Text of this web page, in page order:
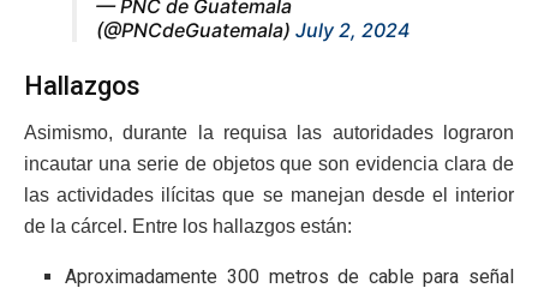
— PNC de Guatemala
(@PNCdeGuatemala) July 2, 2024
Hallazgos
Asimismo, durante la requisa las autoridades lograron
incautar una serie de objetos que son evidencia clara de
las actividades ilícitas que se manejan desde el interior
de la cárcel. Entre los hallazgos están:
Aproximadamente 300 metros de cable para señal